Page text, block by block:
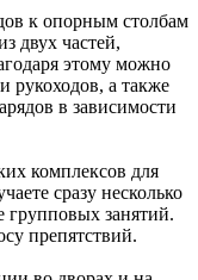
к опорным столбам
двух частей,
этому можно
рукоходов, а также
в зависимости
комплексов для
сразу несколько
групповых занятий.
препятствий.